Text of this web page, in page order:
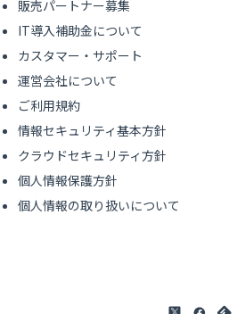
販売パートナー募集
IT導入補助金について
カスタマー・サポート
運営会社について
ご利用規約
情報セキュリティ基本方針
クラウドセキュリティ方針
個人情報保護方針
個人情報の取り扱いについて